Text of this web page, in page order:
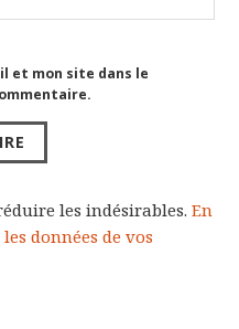
et mon site dans le
les indésirables.En
données de vos